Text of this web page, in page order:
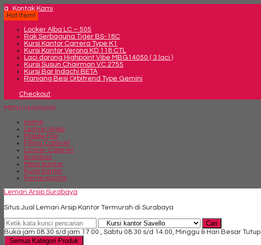
q
Kontak Kami
Hot Item!
Locker Alba LC – 505
Rak Serbaguna Tiger BS-18C
Kursi Kantor Carrera Type K1
Kursi Kantor Verona KD 118 CTL
Laci dorong Highpoint Vibe MBG14050 ( 3 laci )
Kursi Susun Chairman VC 2755
Kursi Bar Indachi BETA
Ranjang Besi Orbitrend Type Gemini
Checkout
MENU NAVIGASI
Home
Lemari Arsip
Mobile File
Filling Cabinet
Locker Cabinet
Brankas
Meja Kantor
Kursi kantor
Partisi Kantor
Lemari Arsip Surabaya
Situs Jual Lemari Arsip Kantor Termurah di Surabaya
Cari
Buka jam 08.30 s/d jam 17.00 , Sabtu 08.30 s/d 14.00, Minggu & Hari Besar Tutup
Semua Kategori Produk